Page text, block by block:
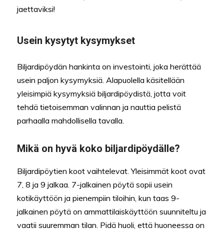
jaettaviksi!
Usein kysytyt kysymykset
Biljardipöydän hankinta on investointi, joka herättää
usein paljon kysymyksiä. Alapuolella käsitellään
yleisimpiä kysymyksiä biljardipöydistä, jotta voit
tehdä tietoisemman valinnan ja nauttia pelistä
parhaalla mahdollisella tavalla.
Mikä on hyvä koko biljardipöydälle?
Biljardipöytien koot vaihtelevat. Yleisimmät koot ovat
7, 8 ja 9 jalkaa. 7-jalkainen pöytä sopii usein
kotikäyttöön ja pienempiin tiloihin, kun taas 9-
jalkainen pöytä on ammattilaiskäyttöön suunniteltu ja
vaatii suuremman tilan. Pidä huoli, että huoneessa on